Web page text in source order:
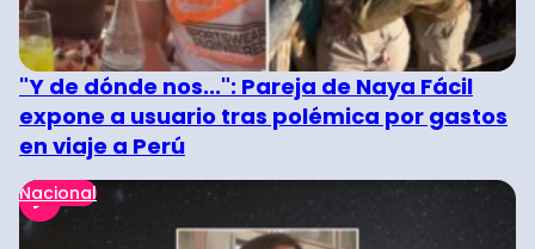
"Y de dónde nos...": Pareja de Naya Fácil
expone a usuario tras polémica por gastos
en viaje a Perú
Nacional